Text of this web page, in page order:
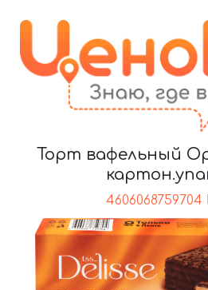
Торт вафельный
4606068759704